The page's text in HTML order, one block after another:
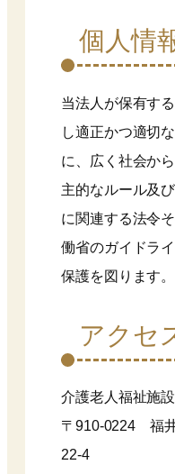
個人情
当法人が保有す
し適正かつ適切
に、広く社会か
主的なルール及
に関連する法令
働省のガイドラ
保護を図ります。
アクセ
介護老人福祉施
〒910-0224 福
22-4